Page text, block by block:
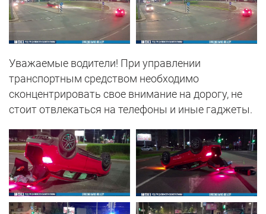
Уважаемые водители! При управлении
транспортным средством необходимо
сконцентрировать свое внимание на дорогу, не
стоит отвлекаться на телефоны и иные гаджеты.